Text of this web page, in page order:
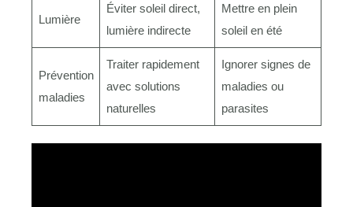
Lumière
Éviter soleil direct,
lumière indirecte
Mettre en plein
soleil en été
Prévention
maladies
Traiter rapidement
avec solutions
naturelles
Ignorer signes de
maladies ou
parasites